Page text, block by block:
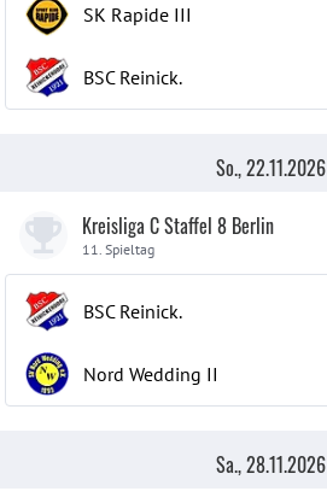
SK Rapide III
BSC Reinick.
So., 22.11.2026
Kreisliga C Staffel 8 Berlin
11. Spieltag
BSC Reinick.
Nord Wedding II
Sa., 28.11.2026